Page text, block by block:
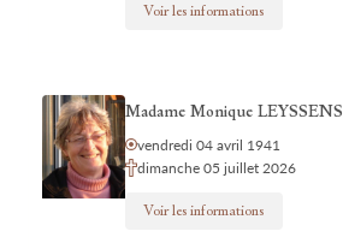
Voir les informations
Madame Monique LEYSSENS
vendredi 04 avril 1941
dimanche 05 juillet 2026
Voir les informations